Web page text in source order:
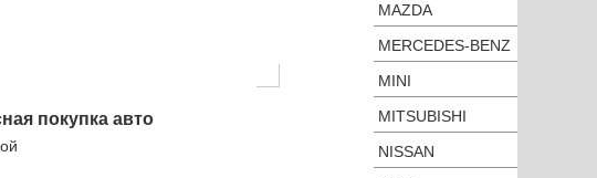
покупка авто
MAZDA
MERCEDES-BENZ
MINI
MITSUBISHI
NISSAN